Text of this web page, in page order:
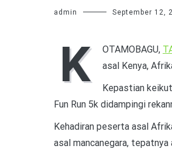
admin September 12,
K OTAMOBAGU,
asal Kenya,
Kepastian
Fun Run 5k didampingi
Kehadiran peserta asal
asal mancanegara,